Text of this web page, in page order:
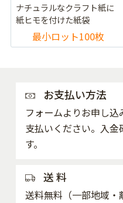
ナチュラルなクラフト紙に
紙ヒモを付けた紙袋
最小ロット100枚
お支払い方法
フォームよりお申し
支払いください。入
す。
送 料
送料無料（一部地域・